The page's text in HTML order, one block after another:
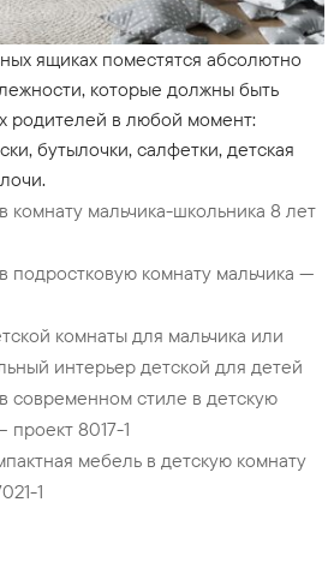
ящиках поместятся абсолютно
которые должны быть
родителей в любой момент:
бутылочки, салфетки, детская
комнату мальчика-школьника 8 лет
подростковую комнату мальчика —
комнаты для мальчика или
интерьер детской для детей
современном стиле в детскую
проект 8017-1
мебель в детскую комнату
1